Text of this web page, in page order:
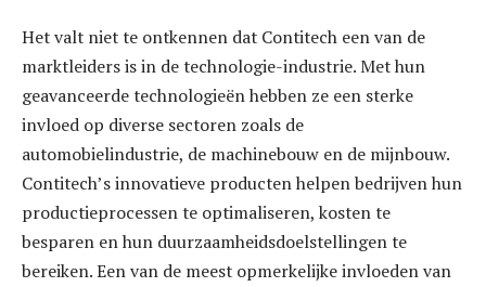
Het valt niet te ontkennen dat Contitech een van de
marktleiders is in de technologie-industrie. Met hun
geavanceerde technologieën hebben ze een sterke
invloed op diverse sectoren zoals de
automobielindustrie, de machinebouw en de mijnbouw.
Contitech’s innovatieve producten helpen bedrijven hun
productieprocessen te optimaliseren, kosten te
besparen en hun duurzaamheidsdoelstellingen te
bereiken. Een van de meest opmerkelijke invloeden van